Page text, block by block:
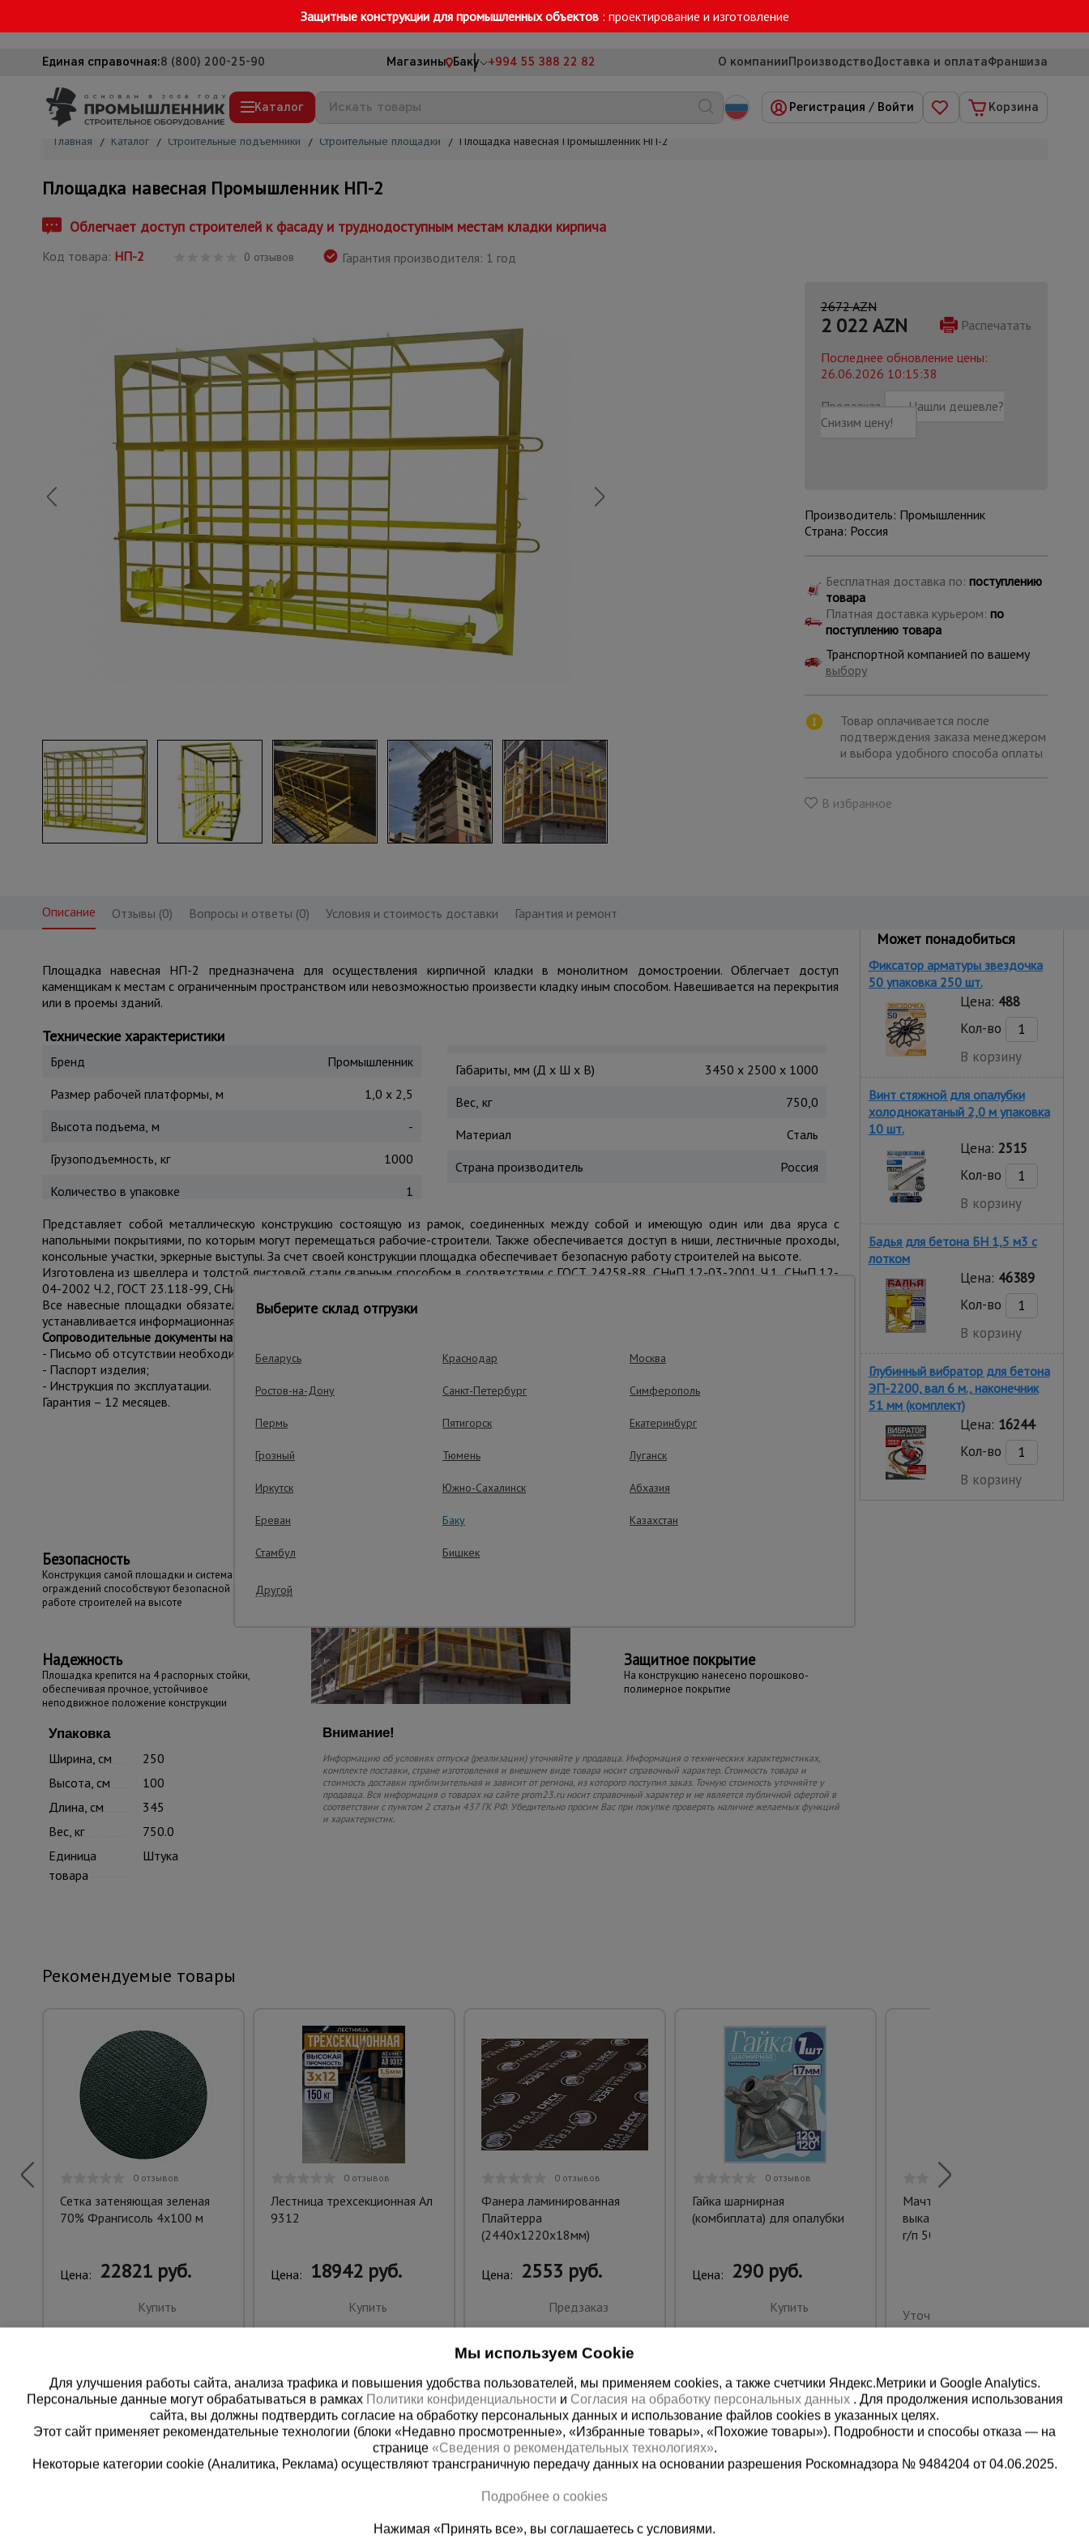
Защитные конструкции для промышленных объектов : проектирование и изготовление
Единая справочная:8 (800) 200-25-90 Магазины Баку +994 55 388 22 82 О компанииПроизводствоДоставка и оплатаФраншиза
Каталог
Вышки-туры
Подмости строительные
Сетка, тенты, брезенты
Фанера ламинированная
Опалубка
Вибротехника для строительства
Оборудование для работы с арматурой
Оборудование для бетонных работ
Техника для склада
Тачки строительные и садовые
Лестницы и стремянки
Штукатурные комплекты
Сварочные аппараты
всех
Регистрация / Войти Корзина
Главная / Каталог / Строительные подъемники / Строительные площадки / Площадка навесная Промышленник НП-2
Площадка навесная Промышленник НП-2
Облегчает доступ строителей к фасаду и труднодоступным местам кладки кирпича
Код товара: НП-2 0 отзывов Гарантия производителя: 1 год
2672 AZN
2 022AZN
Распечатать
Последнее обновление цены:
26.06.2026 10:15:38
Предзаказ
Нашли дешевле?
Снизим цену!
Производитель: Промышленник
Страна: Россия
Бесплатная доставка по: поступлению
товара
Платная доставка курьером: по
поступлению товара
Транспортной компанией по вашему
выбору
Товар оплачивается после
подтверждения заказа менеджером
и выбора удобного способа оплаты
В избранное
Описание Отзывы (0) Вопросы и ответы (0) Условия и стоимость доставки Гарантия и ремонт
Площадка навесная НП-2 предназначена для осуществления кирпичной кладки в монолитном домостроении. Облегчает доступ
каменщикам к местам с ограниченным пространством или невозможностью произвести кладку иным способом. Навешивается на перекрытия
или в проемы зданий.
Технические характеристики
Бренд
Промышленник
Размер рабочей платформы, м
1,0 x 2,5
Высота подъема, м
-
Грузоподъемность, кг
1000
Количество в упаковке
1
Габариты, мм (Д х Ш х В)
3450 x 2500 x 1000
Вес, кг
750,0
Материал
Сталь
Страна производитель
Россия
Представляет собой металлическую конструкцию состоящую из рамок, соединенных между собой и имеющую один или два яруса с
напольными покрытиями, по которым могут перемещаться рабочие-строители. Также обеспечивается доступ в ниши, лестничные проходы,
консольные участки, эркерные выступы. За счет своей конструкции площадка обеспечивает безопасную работу строителей на высоте.
Изготовлена из швеллера и толстой листовой стали сварным способом в соответствии с ГОСТ 24258-88, СНиП 12-03-2001 Ч.1, СНиП 12-
04-2002 Ч.2, ГОСТ 23.118-99, СНиП 2.03.11-85, материал настила - металл.
Все навесные площадки обязательно проходят испытания статической нагрузкой, после чего изделию присваивается заводской номер и
устанавливается информационная табличка изготовителя – шильда, с указанием технических характеристик, № и датой изготовления.
Сопроводительные документы на навесные площадки:
- Письмо об отсутствии необходимости в обязательной сертификации изделия;
- Паспорт изделия;
- Инструкция по эксплуатации.
Гарантия – 12 месяцев.
Безопасность
Конструкция самой площадки и система
ограждений способствуют безопасной
работе строителей на высоте
Надежность
Площадка крепится на 4 распорных стойки,
обеспечивая прочное, устойчивое
неподвижное положение конструкции
Защитное покрытие
На конструкцию нанесено порошково-
полимерное покрытие
Упаковка
Ширина, см
250
Высота, см
100
Длина, см
345
Вес, кг
750.0
Единица
товара
Штука
Внимание!
Информацию об условиях отпуска (реализации) уточняйте у продавца. Информация о технических характеристиках,
комплекте поставки, стране изготовления и внешнем виде товара носит справочный характер. Стоимость товара и
стоимость доставки приблизительная и зависит от региона, из которого поступил заказ. Точную стоимость уточняйте у
продавца. Вся информация о товарах на сайте prom23.ru носит справочный характер и не является публичной офертой в
соответствии с пунктом 2 статьи 437 ГК РФ. Убедительно просим Вас при покупке проверять наличие желаемых функций
и характеристик.
Может понадобиться
Фиксатор арматуры звездочка
50 упаковка 250 шт.
Цена: 488
Кол-во
В корзину
Винт стяжной для опалубки
холоднокатаный 2,0 м упаковка
10 шт.
Цена: 2515
Кол-во
В корзину
Бадья для бетона БН 1,5 м3 с
лотком
Цена: 46389
Кол-во
В корзину
Глубинный вибратор для бетона
ЭП-2200, вал 6 м., наконечник
51 мм (комплект)
Цена: 16244
Кол-во
В корзину
Рекомендуемые товары
0 отзывов
Сетка затеняющая зеленая
70% Франгисоль 4х100 м
Цена: 22821 руб.
Купить
0 отзывов
Лестница трехсекционная Ал
9312
Цена: 18942 руб.
Купить
0 отзывов
Фанера ламинированная
Плайтерра
(2440х1220х18мм)
Цена: 2553 руб.
Предзаказ
0 отзывов
Гайка шарнирная
(комбиплата) для опалубки
Цена: 290 руб.
Купить
Мачтовый подъемник с
выкатной платформой ПМГ
г/п 500 кг
Уточнить цену
Выберите склад отгрузки
Беларусь Краснодар Москва
Ростов-на-Дону Санкт-Петербург Симферополь
Пермь Пятигорск Екатеринбург
Грозный Тюмень Луганск
Иркутск Южно-Сахалинск Абхазия
Ереван Баку Казахстан
Стамбул Бишкек
Другой
Мы используем Cookie
Для улучшения работы сайта, анализа трафика и повышения удобства пользователей, мы применяем cookies, а также счетчики Яндекс.Метрики и Google Analytics.
Персональные данные могут обрабатываться в рамках Политики конфиденциальности и Согласия на обработку персональных данных . Для продолжения использования
сайта, вы должны подтвердить согласие на обработку персональных данных и использование файлов cookies в указанных целях.
Этот сайт применяет рекомендательные технологии (блоки «Недавно просмотренные», «Избранные товары», «Похожие товары»). Подробности и способы отказа — на
странице «Сведения о рекомендательных технологиях».
Некоторые категории cookie (Аналитика, Реклама) осуществляют трансграничную передачу данных на основании разрешения Роскомнадзора № 9484204 от 04.06.2025.
Подробнее о cookies
Нажимая «Принять все», вы соглашаетесь с условиями.